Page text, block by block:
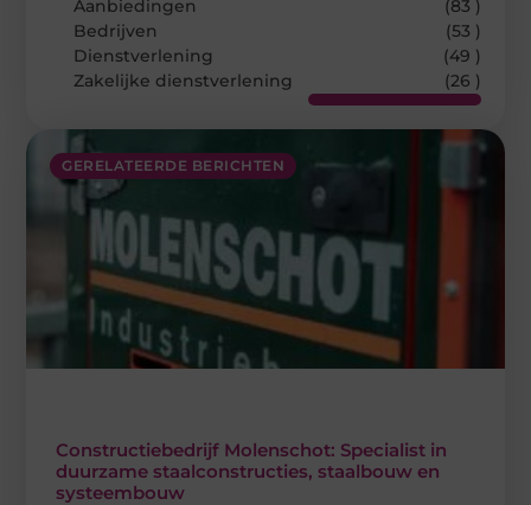
GERELATEERDE BERICHTEN
Constructiebedrijf Molenschot: Specialist in
duurzame staalconstructies, staalbouw en
systeembouw
Aanbiedingen
(83 )
Bedrijven
(53 )
Dienstverlening
(49 )
Zakelijke dienstverlening
(26 )